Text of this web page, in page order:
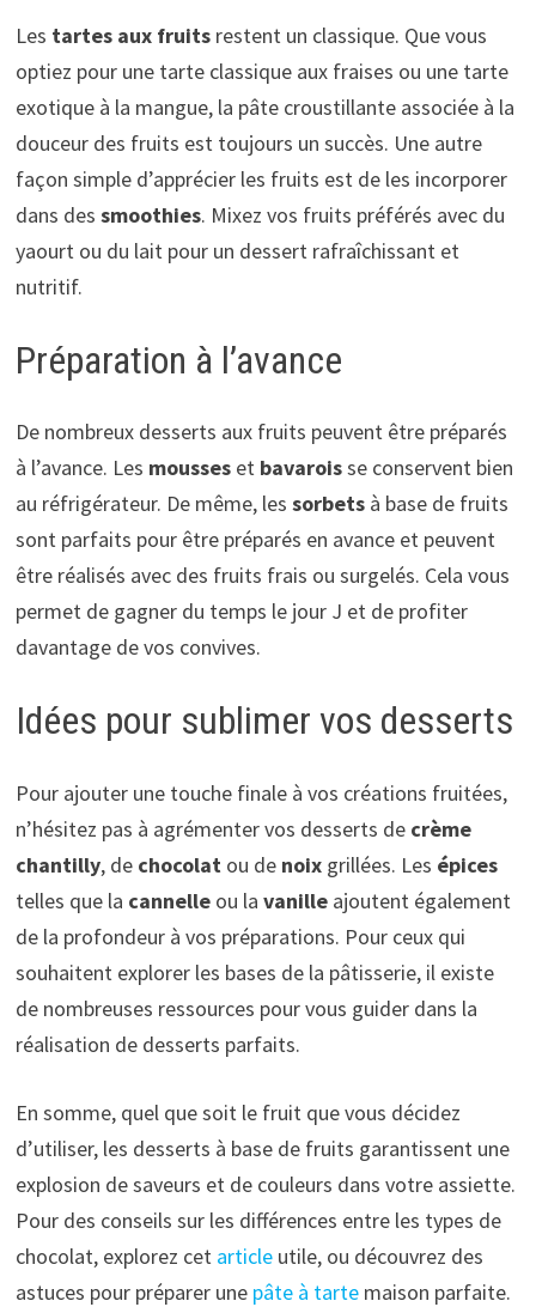
Les tartes aux fruits restent un classique. Que vous
optiez pour une tarte classique aux fraises ou une tarte
exotique à la mangue, la pâte croustillante associée à la
douceur des fruits est toujours un succès. Une autre
façon simple d’apprécier les fruits est de les incorporer
dans dessmoothies. Mixez vos fruits préférés avec du
yaourt ou du lait pour un dessert rafraîchissant et
nutritif.
Préparation à l’avance
De nombreux desserts aux fruits peuvent être préparés
à l’avance. Les mousses et bavaroisse conservent bien
au réfrigérateur. De même, lessorbets à base de fruits
sont parfaits pour être préparés en avance et peuvent
être réalisés avec des fruits frais ou surgelés. Cela vous
permet de gagner du temps le jour J et de profiter
davantage de vos convives.
Idées pour sublimer vos desserts
Pour ajouter une touche finale à vos créations fruitées,
n’hésitez pas à agrémenter vos desserts de crème
chantilly, de chocolat ou de noix grillées. Les épices
telles que la cannelle ou lavanille ajoutent également
de la profondeur à vos préparations. Pour ceux qui
souhaitent explorer les bases de la pâtisserie, il existe
de nombreuses ressources pour vous guider dans la
réalisation de desserts parfaits.
En somme, quel que soit le fruit que vous décidez
d’utiliser, les desserts à base de fruits garantissent une
explosion de saveurs et de couleurs dans votre assiette.
Pour des conseils sur les différences entre les types de
chocolat, explorez cet article utile, ou découvrez des
astuces pour préparer une pâte à tarte maison parfaite.